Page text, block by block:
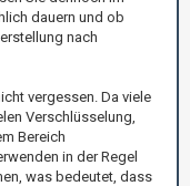
dauern und ob
nach
vergessen. Da viele
Verschlüsselung,
Bereich
in der Regel
was bedeutet, dass